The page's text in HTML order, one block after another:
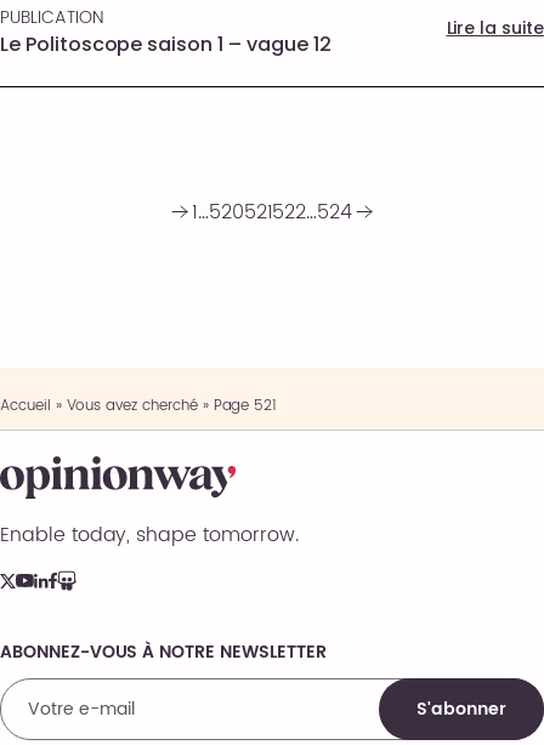
PUBLICATION
Le Politoscope saison 1 – vague 12
Lire la suite
1…520521522…524
Accueil » Vous avez cherché» Page 521
Enable today, shape tomorrow.
Comments
ABONNEZ-VOUS À NOTRE NEWSLETTER
S'abonner